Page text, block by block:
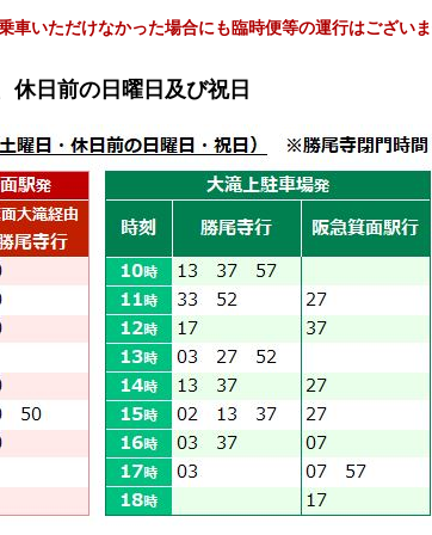
車いただけなかった場合にも臨時便等の運行はござい
休日前の日曜日及び祝日